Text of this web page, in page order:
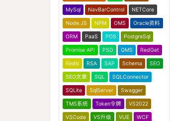
MySql NavBarControl NETCore
Node.JS NPM OMS Oracle资料
ORM PaaS POS PostgreSql
Promise API PSD QMS RedGet
Redis RSA SAP Schema SEO
SEO文章 SQL SQLConnector
SQLite SqlServer Swagger
TMS系统 Token令牌 VS2022
VSCode VS升级 VUE WCF